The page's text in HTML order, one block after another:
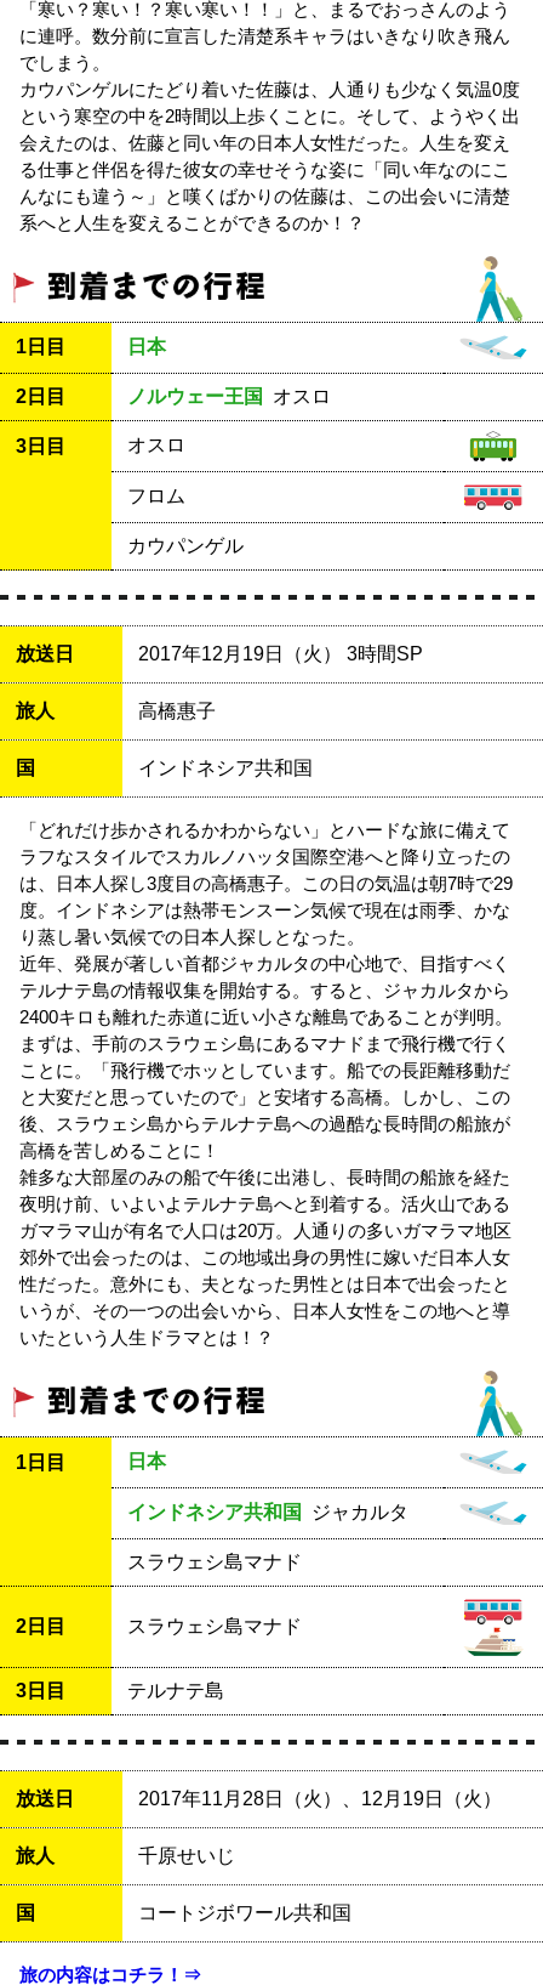
「寒い？寒い！？寒い寒い！！」と、まるでおっさんのよう
に連呼。数分前に宣言した清楚系キャラはいきなり吹き飛ん
でしまう。
カウパンゲルにたどり着いた佐藤は、人通りも少なく気温0度
という寒空の中を2時間以上歩くことに。そして、ようやく出
会えたのは、佐藤と同い年の日本人女性だった。人生を変え
る仕事と伴侶を得た彼女の幸せそうな姿に「同い年なのにこ
んなにも違う～」と嘆くばかりの佐藤は、この出会いに清楚
系へと人生を変えることができるのか！？
1日目 日本
2日目 ノルウェー王国 オスロ
3日目 オスロ
フロム
カウパンゲル
放送日 2017年12月19日（火） 3時間SP
旅人 高橋惠子
国 インドネシア共和国
「どれだけ歩かされるかわからない」とハードな旅に備えて
ラフなスタイルでスカルノハッタ国際空港へと降り立ったの
は、日本人探し3度目の高橋惠子。この日の気温は朝7時で29
度。インドネシアは熱帯モンスーン気候で現在は雨季、かな
り蒸し暑い気候での日本人探しとなった。
近年、発展が著しい首都ジャカルタの中心地で、目指すべく
テルナテ島の情報収集を開始する。すると、ジャカルタから
2400キロも離れた赤道に近い小さな離島であることが判明。
まずは、手前のスラウェシ島にあるマナドまで飛行機で行く
ことに。「飛行機でホッとしています。船での長距離移動だ
と大変だと思っていたので」と安堵する高橋。しかし、この
後、スラウェシ島からテルナテ島への過酷な長時間の船旅が
高橋を苦しめることに！
雑多な大部屋のみの船で午後に出港し、長時間の船旅を経た
夜明け前、いよいよテルナテ島へと到着する。活火山である
ガマラマ山が有名で人口は20万。人通りの多いガマラマ地区
郊外で出会ったのは、この地域出身の男性に嫁いだ日本人女
性だった。意外にも、夫となった男性とは日本で出会ったと
いうが、その一つの出会いから、日本人女性をこの地へと導
いたという人生ドラマとは！？
1日目 日本
インドネシア共和国 ジャカルタ
スラウェシ島マナド
2日目 スラウェシ島マナド
3日目 テルナテ島
放送日 2017年11月28日（火）、12月19日（火）
旅人 千原せいじ
国 コートジボワール共和国
旅の内容はコチラ！⇒